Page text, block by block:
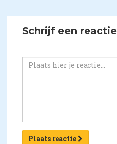
Schrijf een reactie
Plaats reactie